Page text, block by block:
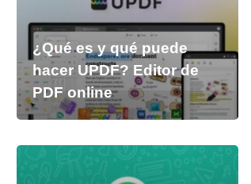
¿Qué es y qué puede
hacer UPDF? Editor de
PDF online